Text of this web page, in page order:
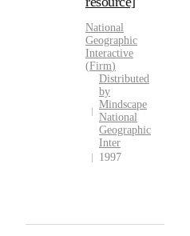
National
Geographic
Interactive
(Firm)
Distributed
by
Mindscape
National
Geographic
Inter
1997